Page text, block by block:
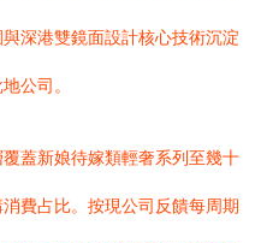
深港雙鏡面設計核心技術沉淀
公司。
蓋新娘待嫁類輕奢系列至幾十
費占比。按現公司反饋每周期